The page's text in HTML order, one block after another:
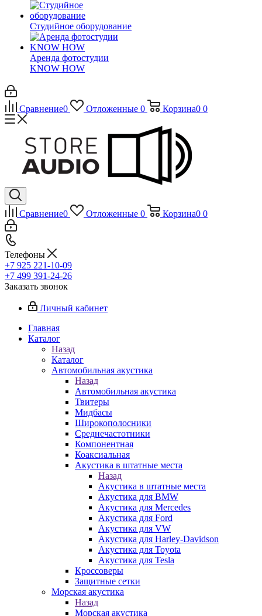
Студийное оборудование
Аренда фотостудии
KNOW HOW
Сравнение0 Отложенные 0 Корзина0 0
Сравнение0 Отложенные 0 Корзина0 0
Телефоны
+7 925 221-10-09
+7 499 391-24-26
Заказать звонок
Личный кабинет
Главная
Каталог
Назад
Каталог
Автомобильная акустика
Назад
Автомобильная акустика
Твитеры
Мидбасы
Широкополосники
Среднечастотники
Компонентная
Коаксиальная
Акустика в штатные места
Назад
Акустика в штатные места
Акустика для BMW
Акустика для Mercedes
Акустика для Ford
Акустика для VW
Акустика для Harley-Davidson
Акустика для Toyota
Акустика для Tesla
Кроссоверы
Защитные сетки
Морская акустика
Назад
Морская акустика